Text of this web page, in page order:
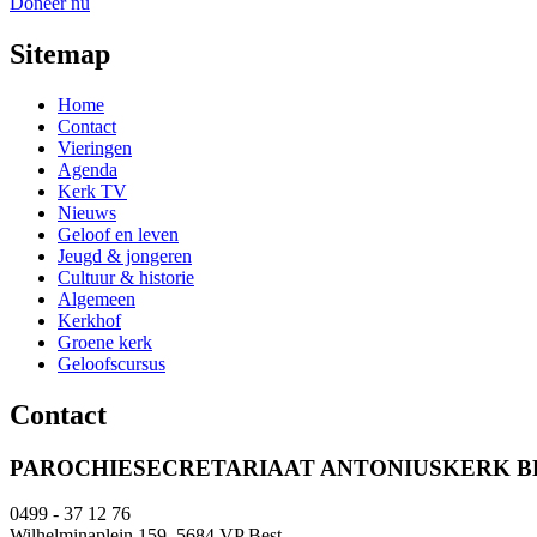
Sitemap
Home
Contact
Vieringen
Agenda
Kerk TV
Nieuws
Geloof en leven
Jeugd & jongeren
Cultuur & historie
Algemeen
Kerkhof
Groene kerk
Geloofscursus
Contact
PAROCHIESECRETARIAAT ANTONIUSKERK
0499 - 37 12 76